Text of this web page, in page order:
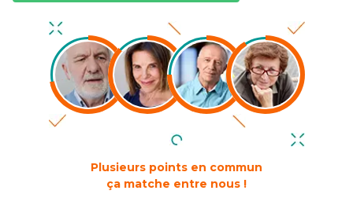
Plusieurs points en commun
ça matche entre nous !